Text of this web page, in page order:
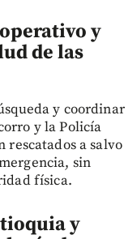
y
de las
y coordinar
y la Policía
rescatados a salvo
sin
física.
y